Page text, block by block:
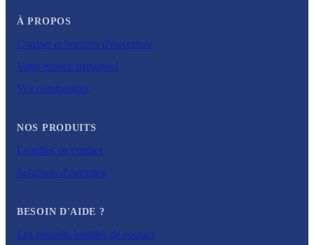
À PROPOS
Contact et horaires d'ouverture
Votre espace personnel
Vos commandes
NOS PRODUITS
Lentilles de contact
Solutions d'entretien
BESOIN D'AIDE ?
Les conseils lentilles de contact